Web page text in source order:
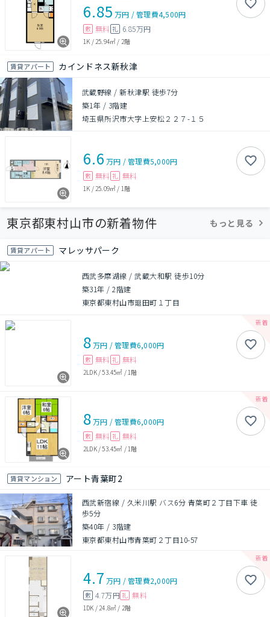
6.85 万円 /管理費4,500円
敷 無料 礼 6.85万円
1K /25.94㎡ / 2階
賃貸アパート カインドネス新秋津
武蔵野線 / 新秋津駅 徒歩7分
築1年 / 3階建
埼玉県所沢市大字上安松２２７-１５
6.6 万円 /管理費5,000円
敷 無料 礼 無料
1K / 25.09㎡ / 1階
東京都東村山市の新着物件 もっと見る
賃貸アパート マレッサパーク
西武多摩湖線 / 武蔵大和駅 徒歩10分
築31年 /2階建
東京都東村山市廻田町１丁目
8万円 /管理費6,000円
敷 無料 礼 無料
2LDK/53.45㎡ / 1階
8万円 /管理費6,000円
敷 無料 礼 無料
2LDK/53.45㎡ / 1階
賃貸マンション アート青葉町2
西武新宿線 / 久米川駅 バス6分 青葉町２丁目下車 徒
歩5分
築40年 / 3階建
東京都東村山市青葉町２丁目10-57
4.7 万円 /管理費2,000円
敷 4.7万円 礼 無料
1DK / 24.8㎡ / 2階